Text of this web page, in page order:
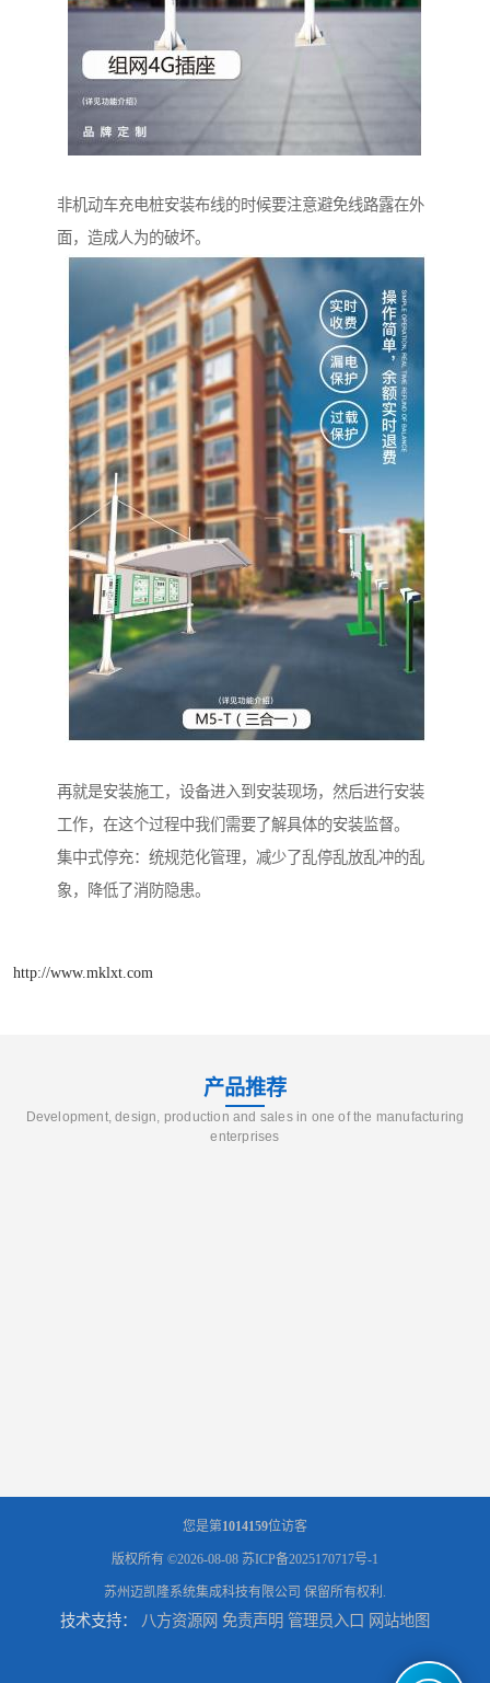
非机动车充电桩安装布线的时候要注意避免线路露在外
面，造成人为的破坏。
再就是安装施工，设备进入到安装现场，然后进行安装
工作，在这个过程中我们需要了解具体的安装监督。
集中式停充：统规范化管理，减少了乱停乱放乱冲的乱
象，降低了消防隐患。
http://www.mklxt.com
产品推荐
Development, design, production and sales in one of the manufacturing
enterprises
您是第1014159位访客
版权所有 ©2026-08-08 苏ICP备2025170717号-1
苏州迈凯隆系统集成科技有限公司 保留所有权利.
技术支持： 八方资源网 免责声明 管理员入口 网站地图